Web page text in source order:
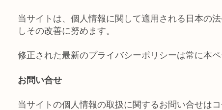
当サイトは、個人情報に関して適用される日本の
しその改善に努めます。
修正された最新のプライバシーポリシーは常に本ペ
お問い合せ
当サイトの個人情報の取扱に関するお問い合せはコ